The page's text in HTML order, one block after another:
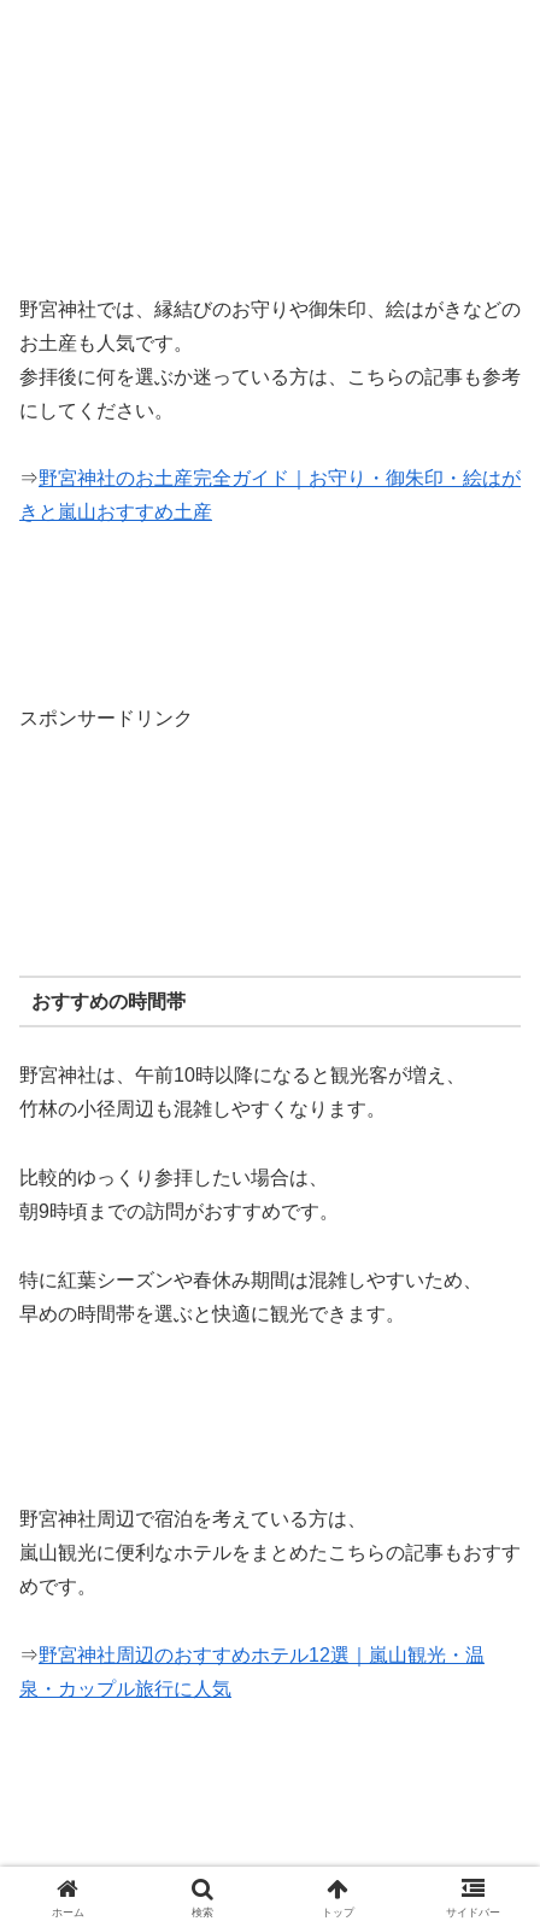
野宮神社では、縁結びのお守りや御朱印、絵はがきなどの
お土産も人気です。
参拝後に何を選ぶか迷っている方は、こちらの記事も参考
にしてください。
⇒野宮神社のお土産完全ガイド｜お守り・御朱印・絵はが
きと嵐山おすすめ土産
スポンサードリンク
おすすめの時間帯
野宮神社は、午前10時以降になると観光客が増え、
竹林の小径周辺も混雑しやすくなります。
比較的ゆっくり参拝したい場合は、
朝9時頃までの訪問がおすすめです。
特に紅葉シーズンや春休み期間は混雑しやすいため、
早めの時間帯を選ぶと快適に観光できます。
野宮神社周辺で宿泊を考えている方は、
嵐山観光に便利なホテルをまとめたこちらの記事もおすす
めです。
⇒野宮神社周辺のおすすめホテル12選｜嵐山観光・温
泉・カップル旅行に人気
ホーム 検索 トップ サイドバー